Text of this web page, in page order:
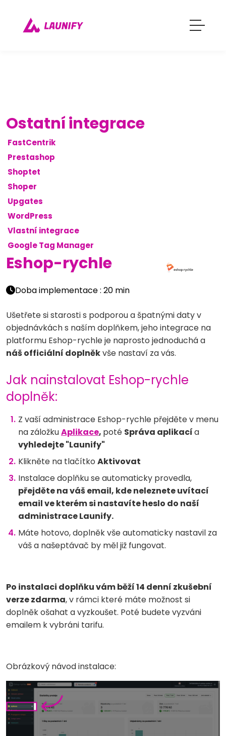
Ostatní integrace
FastCentrik
Prestashop
Shoptet
Shoper
Upgates
WordPress
Vlastní integrace
Google Tag Manager
Eshop-rychle
Doba implementace : 20 min
Ušetřete si starosti s podporou a špatnými daty v
objednávkách s naším doplňkem, jeho integrace na
platformu Eshop-rychle je naprosto jednoduchá a
náš officiální doplněkvše nastaví za vás.
Jak nainstalovat Eshop-rychle
doplněk:
Z vaší administrace Eshop-rychle přejděte v menu
na záložkuAplikace, poté Správa aplikacía
vyhledejte "Launify"
Klikněte na tlačítko Aktivovat
Instalace doplňku se automaticky provedla,
přejděte na váš email, kde neleznete uvítací
email ve kterém si nastavíte heslo do naší
administrace Launify.
Máte hotovo, doplněk vše automaticky nastavil za
váš a našeptávač by měl již fungovat.
Po instalaci doplňku vám běží 14 denní zkušební
verze zdarma, v rámci které máte možnost si
doplněk ošahat a vyzkoušet. Poté budete vyzváni
emailem k vybráni tarifu.
Obrázkový návod instalace: